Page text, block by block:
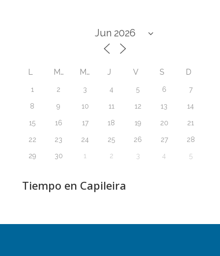
L M M J V S D
1 2 3 4 5 6 7
8 9 10 11 12 13 14
15 16 17 18 19 20 21
22 23 24 25 26 27 28
29 30 1 2 3 4 5
Tiempo en Capileira